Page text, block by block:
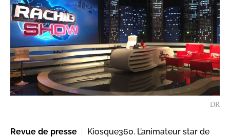
DR
Revue de presse
Kiosque360. L’animateur star de